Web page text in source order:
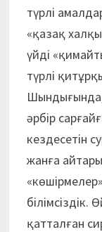
түрлі
«қазақ
үйді
түрлі
Шындығында,
әрбір
кездесетін
жанға
білімсіздік.
қатталған